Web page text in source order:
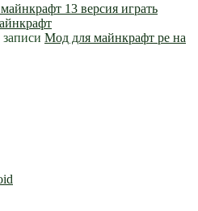
13 версия играть
записи Мод для майнкрафт pe на